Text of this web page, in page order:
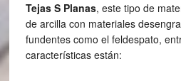
Tejas S Planas, este tipo de
de arcilla con materiales
fundentes como el feldespato,
características están: